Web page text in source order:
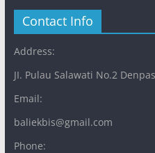
Contact Info
Address:
JI. Pulau Salawati No.2
Email:
baliekbis@gmail.com
Phone: